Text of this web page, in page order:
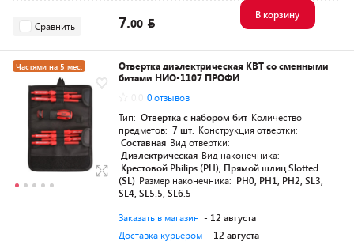
Сравнить 7.00
В корзину
Частями на 5 мес.
Разумная цена
Отвертка диэлектрическая КВТ со сменными
битами НИО-1107 ПРОФИ
0 отзывов
Тип: Отвертка с набором бит Количество
предметов: 7 шт. Конструкция отвертки:
Составная Вид отвертки:
Диэлектрическая Вид наконечника:
Крестовой Philips (PH), Прямой шлиц Slotted
(SL) Размер наконечника: PH0, PH1, PH2, SL3,
SL4, SL5.5, SL6.5
Заказать в магазин - 12 августа
Доставка курьером - 12 августа